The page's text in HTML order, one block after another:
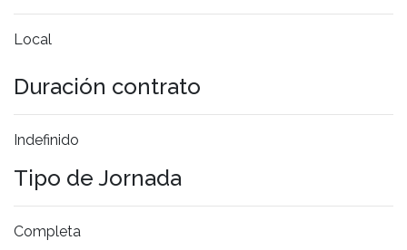
Local
Duración contrato
Indefinido
Tipo de Jornada
Completa